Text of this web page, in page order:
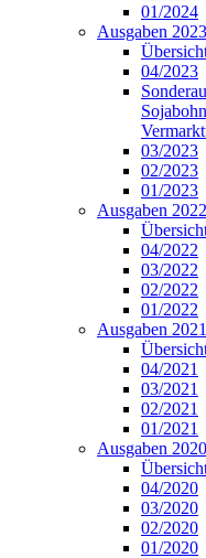
01/2024
Ausgaben 2023
04/2023
03/2023
02/2023
01/2023
Ausgaben 2022
04/2022
03/2022
02/2022
01/2022
Ausgaben 2021
04/2021
03/2021
02/2021
01/2021
Ausgaben 2020
04/2020
03/2020
02/2020
01/2020